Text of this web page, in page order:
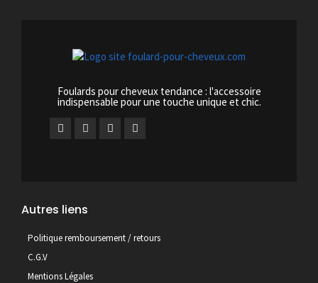
Foulards pour cheveux tendance : l'accessoire
indispensable pour une touche unique et chic.
Autres liens
Politique remboursement / retours
C.G.V
Mentions Légales